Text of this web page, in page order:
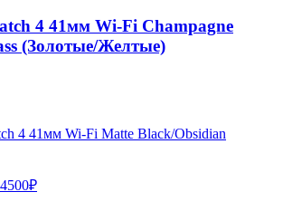
4 41мм Wi-Fi Champagne
(Золотые/Желтые)